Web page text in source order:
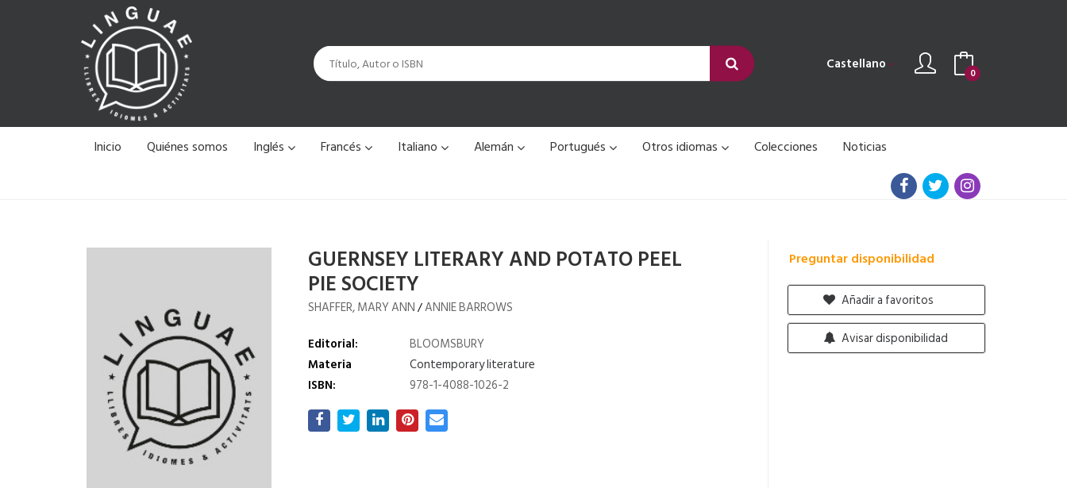
Castellano 0
Inicio Quiénes somos Inglés Francés Italiano Alemán Portugués Otros idiomas Colecciones Noticias
GUERNSEY LITERARY AND POTATO PEEL
PIE SOCIETY
SHAFFER, MARY ANN/ANNIE BARROWS
Editorial:
BLOOMSBURY
Materia
Contemporary literature
ISBN:
978-1-4088-1026-2
Preguntar disponibilidad
Añadir a favoritos
Avisar disponibilidad